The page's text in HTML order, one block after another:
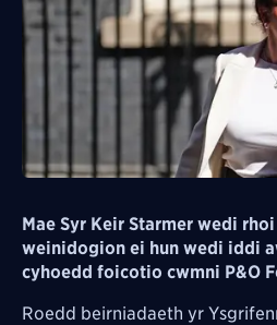
Mae Syr Keir Starmer wedi
weinidogion ei hun wedi iddi
cyhoedd foicotio cwmni P&O
Roedd beirniadaeth yr